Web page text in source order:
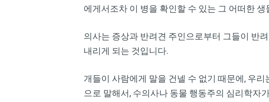
에게서조차 이 병을 확인할 수 있는 그 어떠한
의사는 증상과 반려견 주인으로부터 그들이 반
내리게 되는 것입니다.
개들이 사람에게 말을 건넬 수 없기 때문에, 우
으로 말해서, 수의사나 동물 행동주의 심리학자